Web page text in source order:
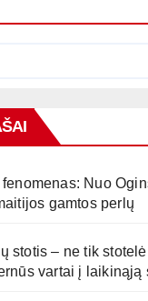
Nuo
gamtos perlų
stotis – ne tik
vartai į laikinąją